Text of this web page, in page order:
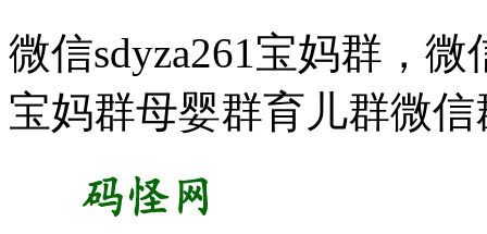
微信sdyza261宝妈群，
宝妈群母婴群育儿群微